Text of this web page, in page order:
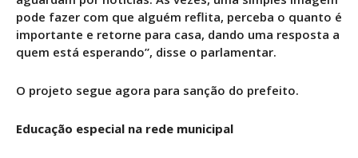
pode fazer com que alguém reflita, perceba o quanto é
importante e retorne para casa, dando uma resposta a
quem está esperando”, disse o parlamentar.
O projeto segue agora para sanção do prefeito.
Educação especial na rede municipal